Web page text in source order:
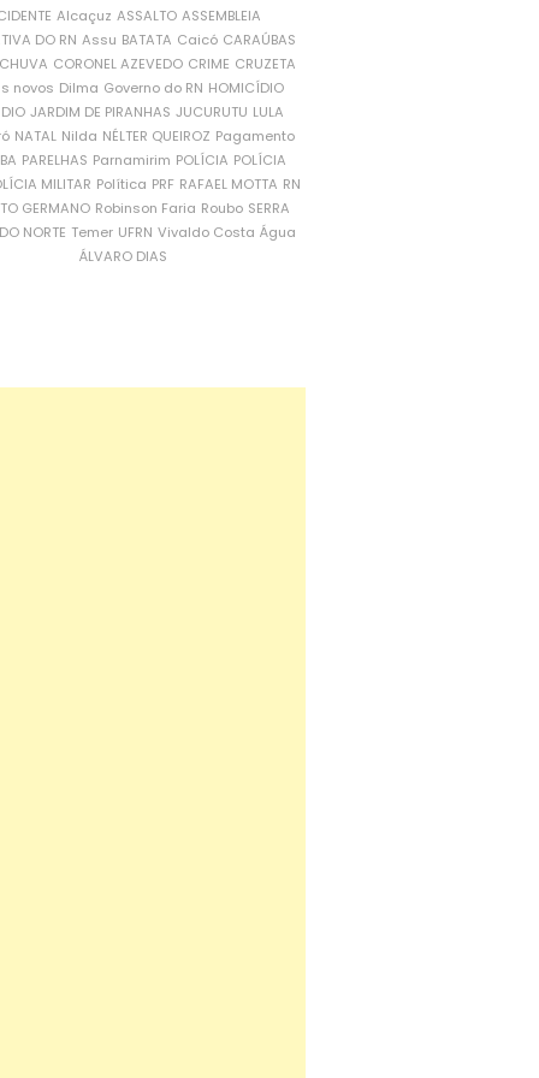
Alcaçuz ASSALTO ASSEMBLEIA
DO RN Assu BATATA Caicó CARAÚBAS
CORONEL AZEVEDO CRIME CRUZETA
novos Dilma Governo do RN HOMICÍDIO
JARDIM DE PIRANHAS JUCURUTU LULA
NATAL Nilda NÉLTER QUEIROZ Pagamento
PARELHAS Parnamirim POLÍCIA POLÍCIA
MILITAR Política PRF RAFAEL MOTTA RN
GERMANO Robinson Faria Roubo SERRA
NORTE Temer UFRN Vivaldo Costa Água
ÁLVARO DIAS